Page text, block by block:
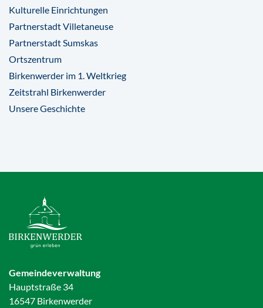
Kulturelle Einrichtungen
Partnerstadt Villetaneuse
Partnerstadt Sumskas
Ortszentrum
Birkenwerder im 1. Weltkrieg
Zeitstrahl Birkenwerder
Unsere Geschichte
Gemeindeverwaltung
Hauptstraße 34
16547 Birkenwerder